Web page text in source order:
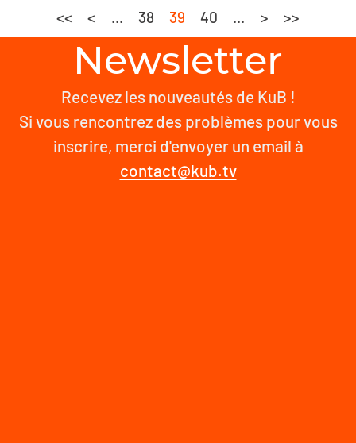
<< < ... 38 39 40 ... > >>
Newsletter
Recevez les nouveautés de KuB !
Si vous rencontrez des problèmes pour vous
inscrire, merci d'envoyer un email à
contact@kub.tv